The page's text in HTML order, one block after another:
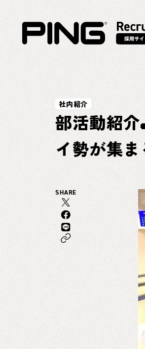
社内紹介
部活動紹
イ勢が集
SHARE